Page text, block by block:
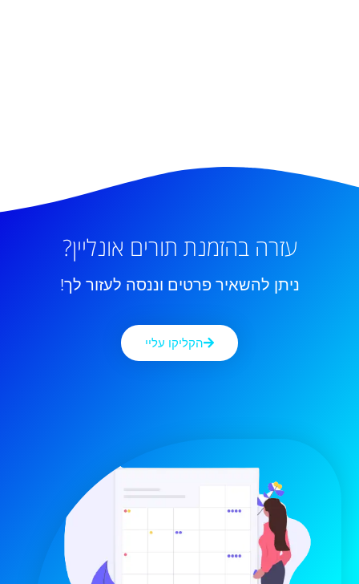
עזרה בהזמנת תורים אונליין?
ניתן להשאיר פרטים וננסה לעזור לך!
הקליקו עליי